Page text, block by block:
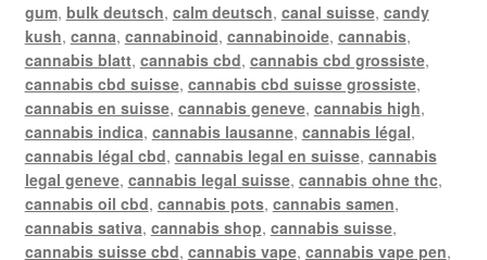
gum, bulk deutsch, calm deutsch, canal suisse, candy
kush, canna, cannabinoid, cannabinoide, cannabis,
cannabis blatt, cannabis cbd, cannabis cbd grossiste,
cannabis cbd suisse, cannabis cbd suisse grossiste,
cannabis en suisse, cannabis geneve, cannabis high,
cannabis indica, cannabis lausanne, cannabis légal,
cannabis légal cbd, cannabis legal en suisse, cannabis
legal geneve, cannabis legal suisse, cannabis ohne thc,
cannabis oil cbd, cannabis pots, cannabis samen,
cannabis sativa, cannabis shop, cannabis suisse,
cannabis suisse cbd, cannabis vape, cannabis vape pen,